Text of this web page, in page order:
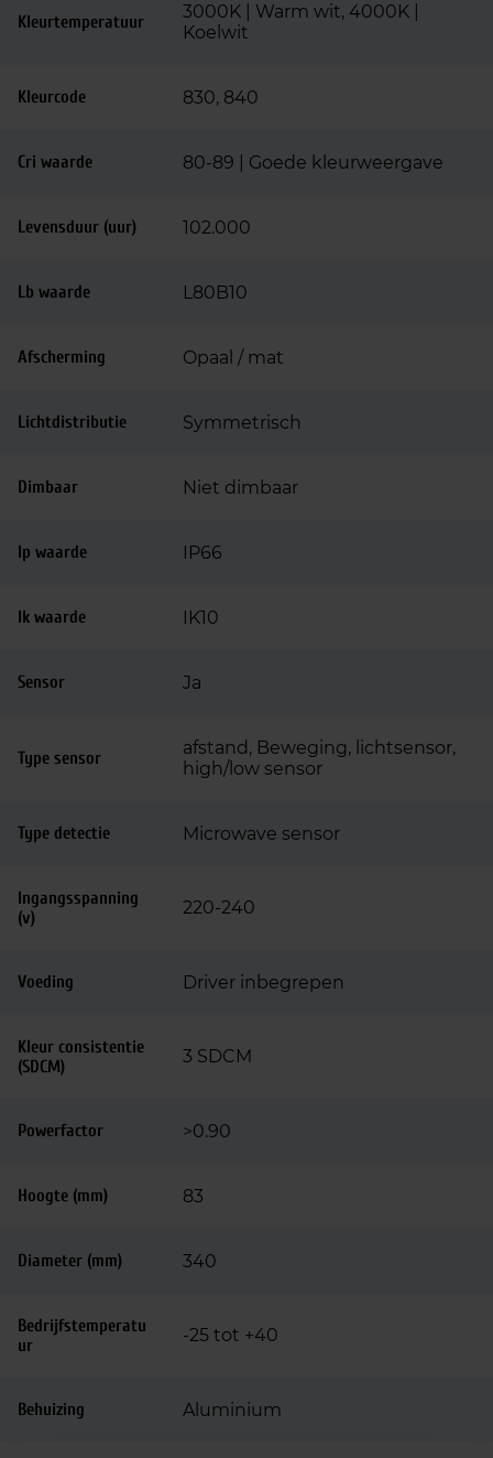
Kleurtemperatuur
3000K | Warm wit, 4000K |
Koelwit
Kleurcode 830, 840
Cri waarde 80-89 | Goede kleurweergave
Levensduur (uur) 102.000
Lb waarde L80B10
Afscherming Opaal / mat
Lichtdistributie Symmetrisch
Dimbaar Niet dimbaar
Ip waarde IP66
Ik waarde IK10
Sensor Ja
Type sensor
afstand, Beweging, lichtsensor,
high/low sensor
Type detectie Microwave sensor
Ingangsspanning
(v)
220-240
Voeding Driver inbegrepen
Kleur consistentie
(SDCM)
3 SDCM
Powerfactor >0.90
Hoogte (mm) 83
Diameter (mm) 340
Bedrijfstemperatu
ur
-25 tot +40
Behuizing Aluminium